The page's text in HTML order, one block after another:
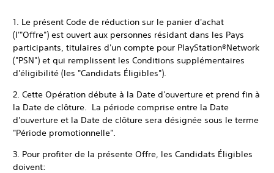
1. Le présent Code de réduction sur le panier d'achat
(l'"Offre") est ouvert aux personnes résidant dans les Pays
participants, titulaires d'un compte pour PlayStation®Network
("PSN") et qui remplissent les Conditions supplémentaires
d'éligibilité (les "Candidats Éligibles").
2. Cette Opération débute à la Date d'ouverture et prend fin à
la Date de clôture. La période comprise entre la Date
d'ouverture et la Date de clôture sera désignée sous le terme
"Période promotionnelle".
3. Pour profiter de la présente Offre, les Candidats Éligibles
doivent: